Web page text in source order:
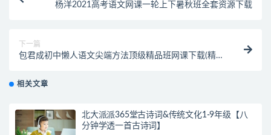
杨洋2021高考语文网课一轮上下暑秋班全套资源下载
下一篇
包君成初中懒人语文尖端方法顶级精品班网课下载(精整
相关文章
北大派派365堂古诗词&传统文化1-9年级【八
分钟学透一首古诗词】